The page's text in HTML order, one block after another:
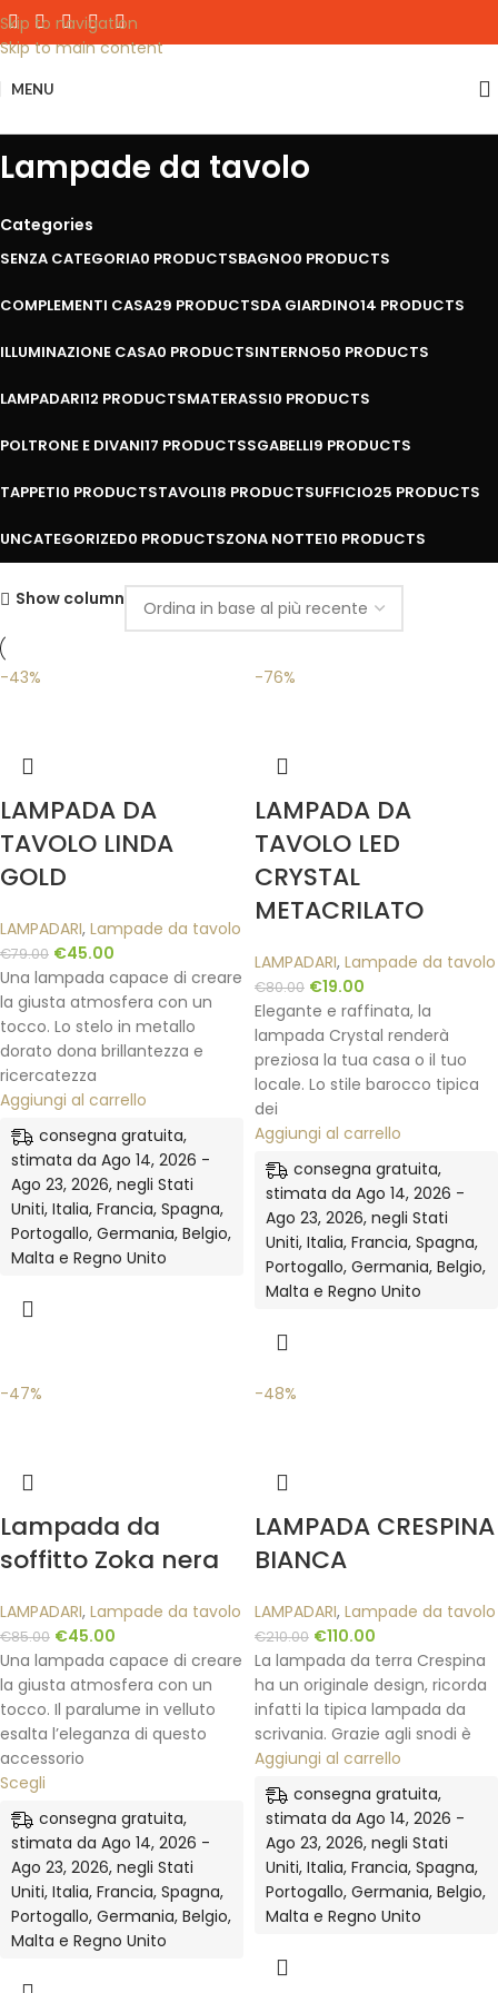
Skip to navigation
Skip to main content
MENU
Lampade da tavolo
Categories
SENZA CATEGORIA0 PRODUCTSBAGNO0 PRODUCTS
COMPLEMENTI CASA29 PRODUCTSDA GIARDINO14 PRODUCTS
ILLUMINAZIONE CASA0 PRODUCTSINTERNO50 PRODUCTS
LAMPADARI12 PRODUCTSMATERASSI0 PRODUCTS
POLTRONE E DIVANI17 PRODUCTSSGABELLI9 PRODUCTS
TAPPETI0 PRODUCTSTAVOLI18 PRODUCTSUFFICIO25 PRODUCTS
UNCATEGORIZED0 PRODUCTSZONA NOTTE10 PRODUCTS
Show column
-43%
LAMPADA DA
TAVOLO LINDA
GOLD
LAMPADARI, Lampade da tavolo
€79.00 €45.00
Una lampada capace di creare
la giusta atmosfera con un
tocco. Lo stelo in metallo
dorato dona brillantezza e
ricercatezza
Aggiungi al carrello
consegna gratuita,
stimata da Ago 14, 2026 -
Ago 23, 2026, negli Stati
Uniti, Italia, Francia, Spagna,
Portogallo, Germania, Belgio,
Malta e Regno Unito
-76%
LAMPADA DA
TAVOLO LED
CRYSTAL
METACRILATO
LAMPADARI, Lampade da tavolo
€80.00 €19.00
Elegante e raffinata, la
lampada Crystal renderà
preziosa la tua casa o il tuo
locale. Lo stile barocco tipica
dei
Aggiungi al carrello
consegna gratuita,
stimata da Ago 14, 2026 -
Ago 23, 2026, negli Stati
Uniti, Italia, Francia, Spagna,
Portogallo, Germania, Belgio,
Malta e Regno Unito
-47%
Lampada da
soffitto Zoka nera
LAMPADARI, Lampade da tavolo
€85.00 €45.00
Una lampada capace di creare
la giusta atmosfera con un
tocco. Il paralume in velluto
esalta l’eleganza di questo
accessorio
Scegli
consegna gratuita,
stimata da Ago 14, 2026 -
Ago 23, 2026, negli Stati
Uniti, Italia, Francia, Spagna,
Portogallo, Germania, Belgio,
Malta e Regno Unito
-48%
LAMPADA CRESPINA
BIANCA
LAMPADARI, Lampade da tavolo
€210.00 €110.00
La lampada da terra Crespina
ha un originale design, ricorda
infatti la tipica lampada da
scrivania. Grazie agli snodi è
Aggiungi al carrello
consegna gratuita,
stimata da Ago 14, 2026 -
Ago 23, 2026, negli Stati
Uniti, Italia, Francia, Spagna,
Portogallo, Germania, Belgio,
Malta e Regno Unito